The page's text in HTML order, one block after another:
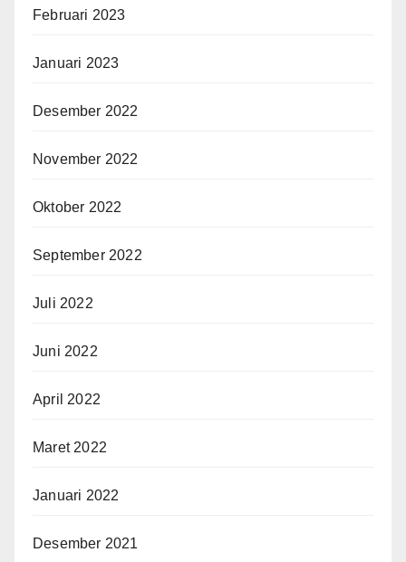
Februari 2023
Januari 2023
Desember 2022
November 2022
Oktober 2022
September 2022
Juli 2022
Juni 2022
April 2022
Maret 2022
Januari 2022
Desember 2021